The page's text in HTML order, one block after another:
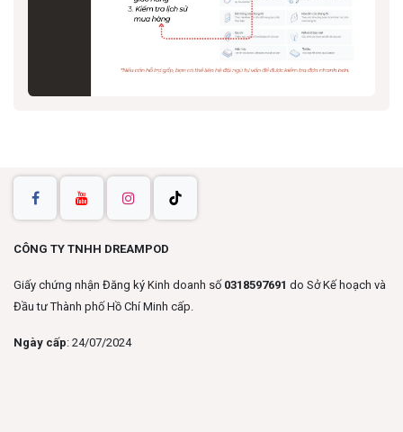
CÔNG TY TNHH DREAMPOD
Giấy chứng nhận Đăng ký Kinh doanh số 0318597691 do Sở Kế hoạch và
Đầu tư Thành phố Hồ Chí Minh cấp.
Ngày cấp: 24/07/2024